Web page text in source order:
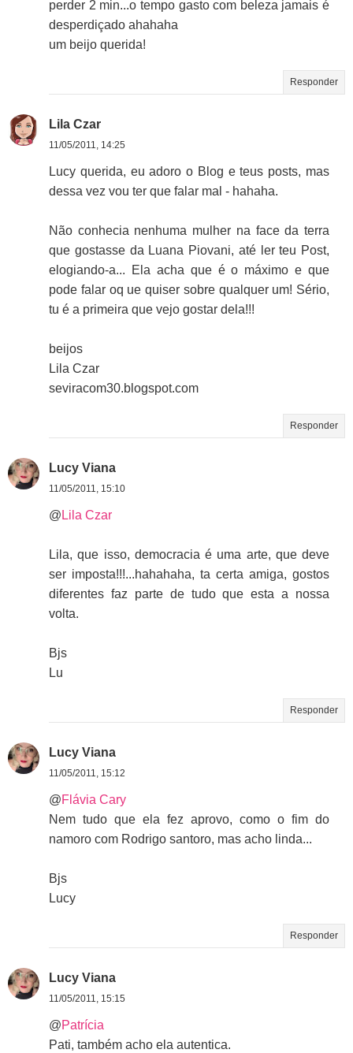
perder 2 min...o tempo gasto com beleza jamais é
desperdiçado ahahaha
um beijo querida!
Responder
Lila Czar
11/05/2011, 14:25
Lucy querida, eu adoro o Blog e teus posts, mas
dessa vez vou ter que falar mal - hahaha.
Não conhecia nenhuma mulher na face da terra
que gostasse da Luana Piovani, até ler teu Post,
elogiando-a... Ela acha que é o máximo e que
pode falar oq ue quiser sobre qualquer um! Sério,
tu é a primeira que vejo gostar dela!!!
beijos
Lila Czar
seviracom30.blogspot.com
Responder
Lucy Viana
11/05/2011, 15:10
@ Lila Czar
Lila, que isso, democracia é uma arte, que deve
ser imposta!!!...hahahaha, ta certa amiga, gostos
diferentes faz parte de tudo que esta a nossa
volta.
Bjs
Lu
Responder
Lucy Viana
11/05/2011, 15:12
@Flávia Cary
Nem tudo que ela fez aprovo, como o fim do
namoro com Rodrigo santoro, mas acho linda...
Bjs
Lucy
Responder
Lucy Viana
11/05/2011, 15:15
@Patrícia
Pati, também acho ela autentica.